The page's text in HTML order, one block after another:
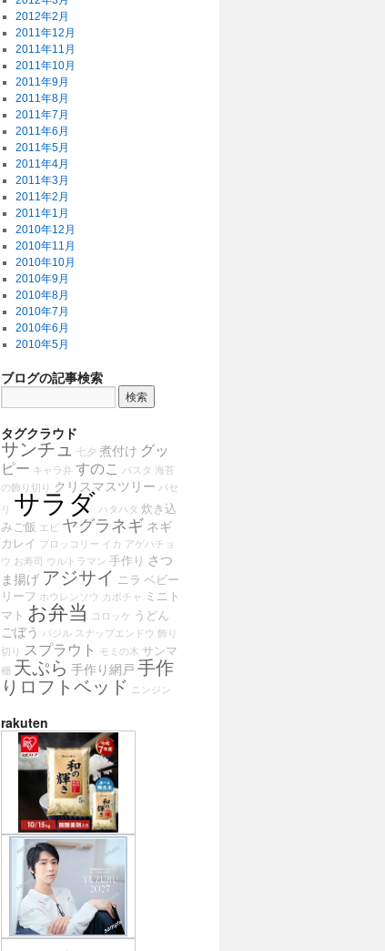
2012年2月
2011年12月
2011年11月
2011年10月
2011年9月
2011年8月
2011年7月
2011年6月
2011年5月
2011年4月
2011年3月
2011年2月
2011年1月
2010年12月
2010年11月
2010年10月
2010年9月
2010年8月
2010年7月
2010年6月
2010年5月
ブログの記事検索
タグクラウド
サンチュ 七夕 煮付け グッ
ピー キャラ弁 すのこ パスタ 海苔
の飾り切り
クリスマスツリー パセ
リ サラダ ハタハタ 炊き込
みご飯
エビ ヤグラネギ ネギ
カレイ ブロッコリー イカ アゲハチョ
ウ お寿司 ウルトラマン 手作り さつ
ま揚げ アジサイ ニラ ベビー
リーフ ホウレンソウ カボチャ
ミニト
マト お弁当 コロッケ うどん
ごぼう バジル スナップエンドウ 飾り
切り
スプラウト モミの木 サンマ
棚 天ぷら 手作り網戸 手作
りロフトベッド
ニンジン
rakuten